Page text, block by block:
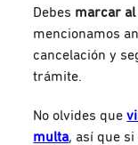
Debes marcar
mencionamos
cancelación y
trámite.
No olvides que
multa, así que si